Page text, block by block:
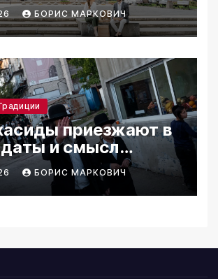
БОРИС МАРКОВИЧ
приезжают в
и смысл
БОРИС МАРКОВИЧ